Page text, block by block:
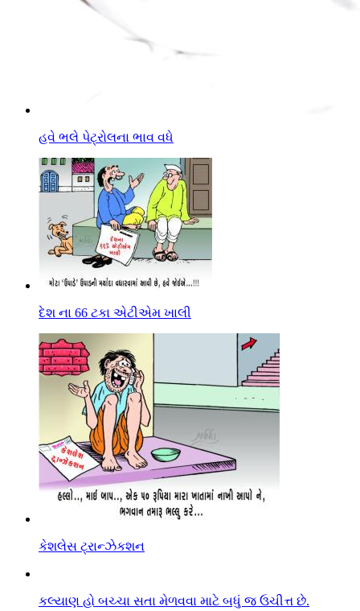
હવે ભલે પેટ્રોલના ભાવ વધે
દેશ ના 66 ટકા એટીએમ ખાલી
કેશલેસ ટ્રાન્ઝેકશન
કલ્યાણ હો બચ્ચા સતા મેળવવા માટે બધું જ ઉચીત્ત છે.